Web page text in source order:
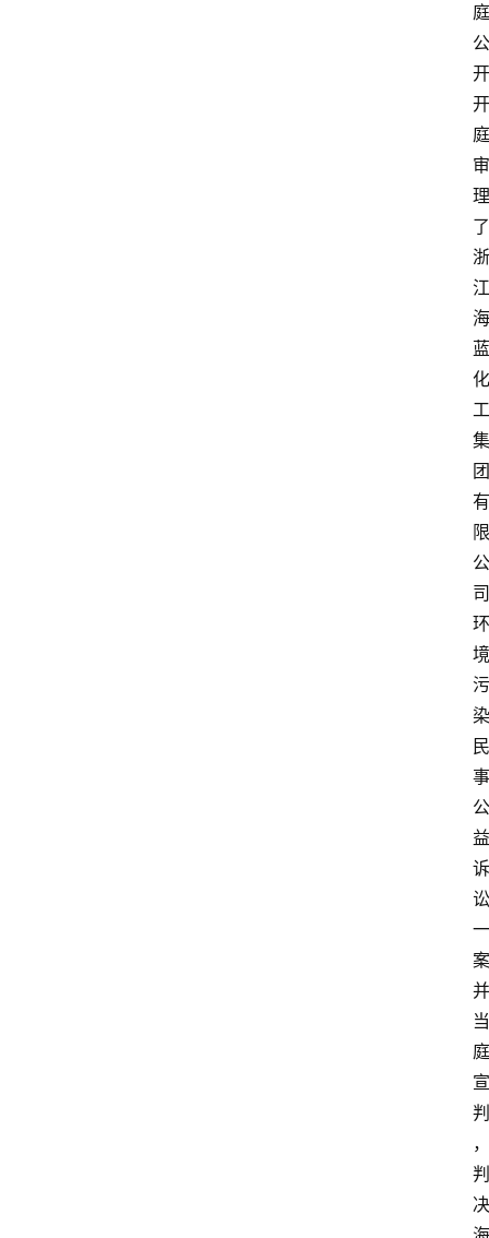
庭
公
开
开
庭
审
理
了
浙
江
海
蓝
化
工
集
团
有
限
公
司
环
境
污
染
民
事
公
益
诉
讼
一
案
并
当
庭
宣
判
，
判
决